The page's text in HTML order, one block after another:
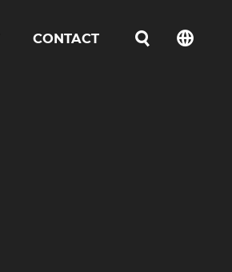
CONTACT
언어선택